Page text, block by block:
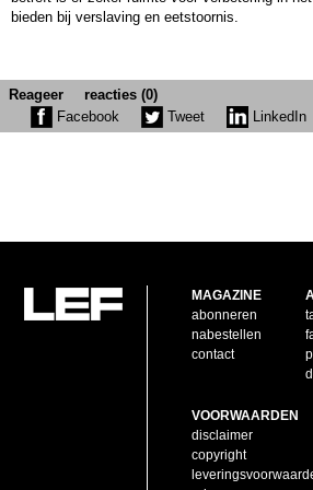
bieden bij verslaving en eetstoornis.
Reageer
reacties (0)
Facebook
Tweet LinkedIn
MAGAZINE
abonneren
nabestellen
contact
VOORWAARDEN
disclaimer
copyright